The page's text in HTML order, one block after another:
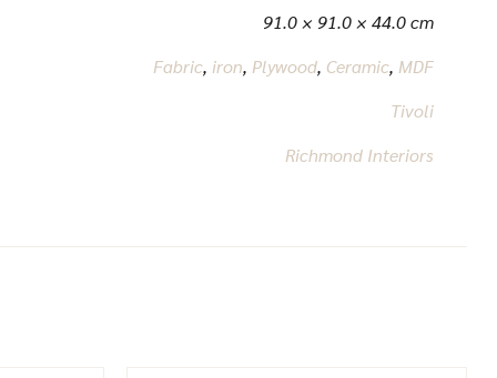
91.0 × 91.0 × 44.0 cm
Fabric, iron, Plywood, Ceramic, MDF
Tivoli
Richmond Interiors